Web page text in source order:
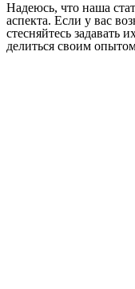
Надеюсь, что наша
аспекта. Если у вас
стесняйтесь задавать
делиться своим